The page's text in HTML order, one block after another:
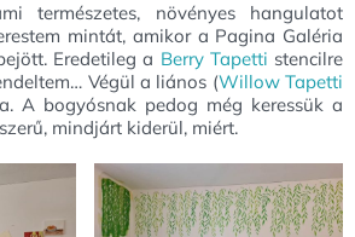
természetes, növényes hangulatot
mintát, amikor a Pagina Galéria
Eredetileg a Berry Tapetti stencilre
Végül a liános (Willow Tapetti
A bogyósnak pedog még keressük a
mindjárt kiderül, miért.